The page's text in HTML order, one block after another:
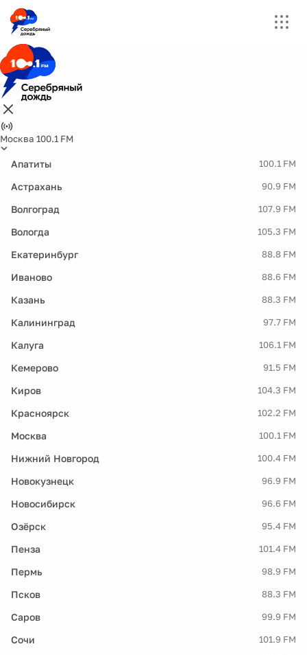
Москва 100.1 FM
Апатиты 100.1 FM
Астрахань 90.9 FM
Волгоград 107.9 FM
Вологда 105.3 FM
Екатеринбург 88.8 FM
Иваново 88.6 FM
Казань 88.3 FM
Калининград 97.7 FM
Калуга 106.1 FM
Кемерово 91.5 FM
Киров 104.3 FM
Красноярск 102.2 FM
Москва 100.1 FM
Нижний Новгород 100.4 FM
Новокузнецк 96.9 FM
Новосибирск 96.6 FM
Озёрск 95.4 FM
Пенза 101.4 FM
Пермь 98.9 FM
Псков 88.3 FM
Саров 99.9 FM
Сочи 101.9 FM